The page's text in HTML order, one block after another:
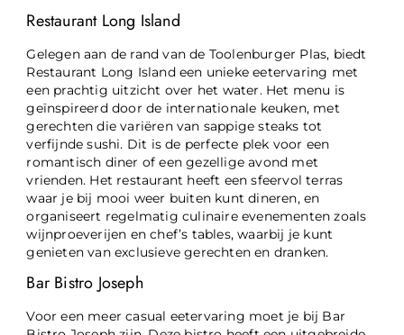
Restaurant Long Island
Gelegen aan de rand van de Toolenburger Plas, biedt
Restaurant Long Island een unieke eetervaring met
een prachtig uitzicht over het water. Het menu is
geïnspireerd door de internationale keuken, met
gerechten die variëren van sappige steaks tot
verfijnde sushi. Dit is de perfecte plek voor een
romantisch diner of een gezellige avond met
vrienden. Het restaurant heeft een sfeervol terras
waar je bij mooi weer buiten kunt dineren, en
organiseert regelmatig culinaire evenementen zoals
wijnproeverijen en chef’s tables, waarbij je kunt
genieten van exclusieve gerechten en dranken.
Bar Bistro Joseph
Voor een meer casual eetervaring moet je bij Bar